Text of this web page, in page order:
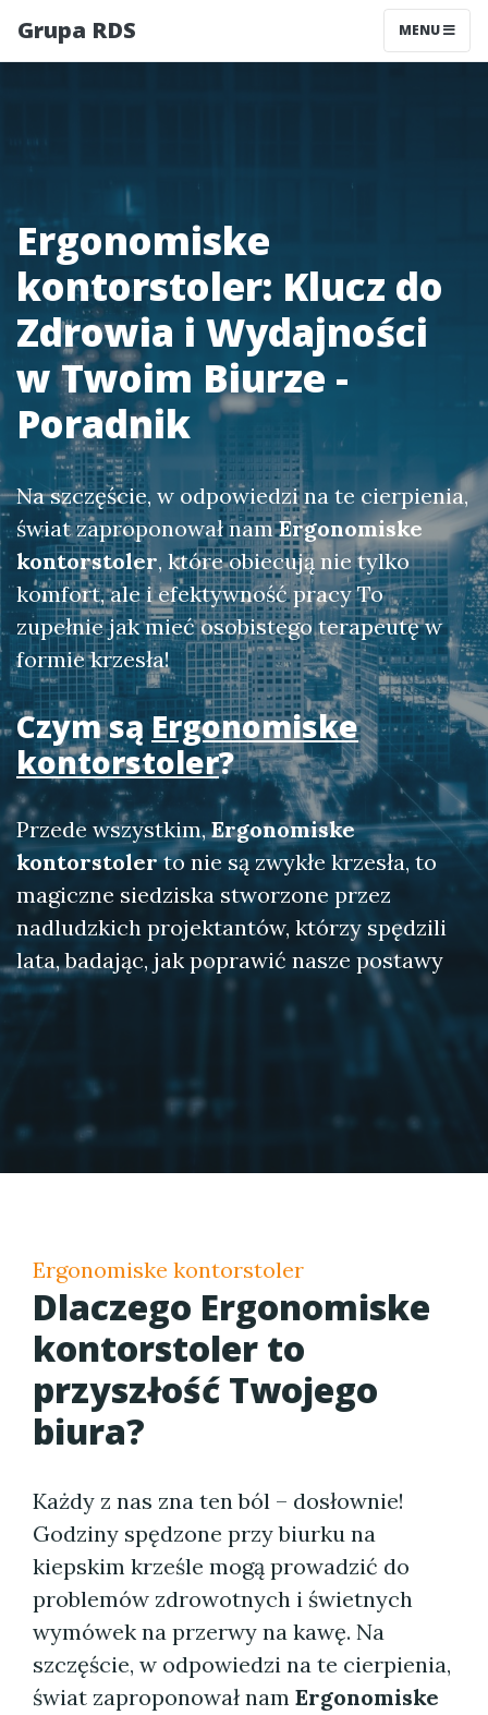
Grupa RDS MENU
Ergonomiske
kontorstoler: Klucz do
Zdrowia i Wydajności
w Twoim Biurze -
Poradnik
Na szczęście, w odpowiedzi na te cierpienia,
świat zaproponował namErgonomiske
kontorstoler, które obiecują nie tylko
komfort, ale i efektywność pracy To
zupełnie jak mieć osobistego terapeutę w
formie krzesła!
Czym sąErgonomiske
kontorstoler?
Przede wszystkim,Ergonomiske
kontorstolerto nie są zwykłe krzesła, to
magiczne siedziska stworzone przez
nadludzkich projektantów, którzy spędzili
lata, badając, jak poprawić nasze postawy
Ergonomiske kontorstoler
Dlaczego Ergonomiske
kontorstoler to
przyszłość Twojego
biura?
Każdy z nas zna ten ból – dosłownie!
Godziny spędzone przy biurku na
kiepskim krześle mogą prowadzić do
problemów zdrowotnych i świetnych
wymówek na przerwy na kawę. Na
szczęście, w odpowiedzi na te cierpienia,
świat zaproponował nam Ergonomiske